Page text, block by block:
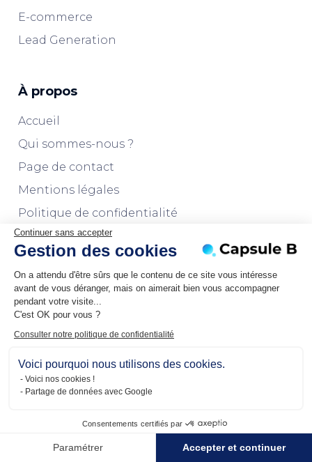
Continuer sans accepter
Gestion des cookies
On a attendu d'être sûrs que le contenu de ce site vous intéresse
avant de vous déranger, mais on aimerait bien vous accompagner
pendant votre visite...
C'est OK pour vous ?
Consulter notre politique de confidentialité
Voici pourquoi nous utilisons des cookies.
Voici nos cookies !
Partage de données avec Google
Consentements certifiés par
Paramétrer Accepter et continuer
E-commerce
Lead Generation
À propos
Accueil
Qui sommes-nous ?
Page de contact
Mentions légales
Politique de confidentialité
L'agence Marketplaces
Copyright © Capsule B - Paris - Lyon